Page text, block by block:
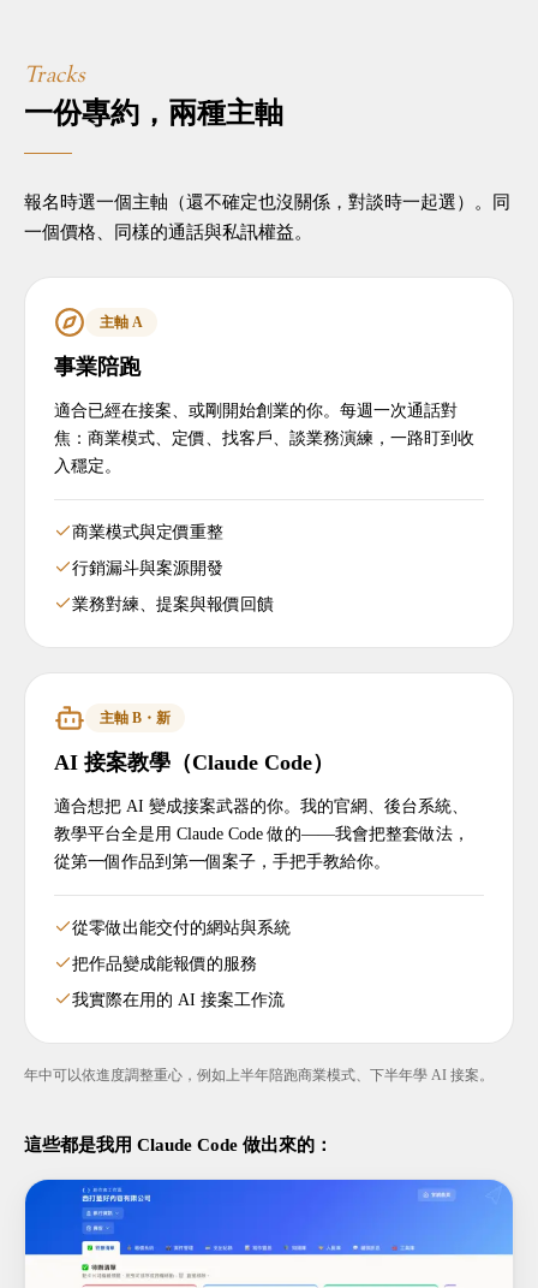
Tracks
一份專約，兩種主軸
報名時選一個主軸（還不確定也沒關係，對談時一起選）。同
一個價格、同樣的通話與私訊權益。
主軸 A
事業陪跑
適合已經在接案、或剛開始創業的你。每週一次通話對
焦：商業模式、定價、找客戶、談業務演練，一路盯到收
入穩定。
商業模式與定價重整
行銷漏斗與案源開發
業務對練、提案與報價回饋
主軸 B・新
AI 接案教學（Claude Code）
適合想把 AI 變成接案武器的你。我的官網、後台系統、
教學平台全是用 Claude Code 做的——我會把整套做法，
從第一個作品到第一個案子，手把手教給你。
從零做出能交付的網站與系統
把作品變成能報價的服務
我實際在用的 AI 接案工作流
年中可以依進度調整重心，例如上半年陪跑商業模式、下半年學 AI 接案。
這些都是我用 Claude Code 做出來的：